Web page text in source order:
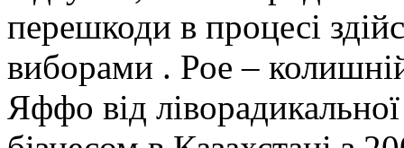
перешкоди в процесі
виборами . Рое –
Яффо від